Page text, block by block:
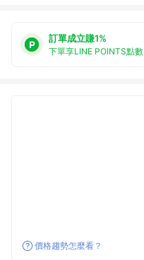
訂單成立賺1%
下單享LINE POINTS點數
價格趨勢怎麼看？